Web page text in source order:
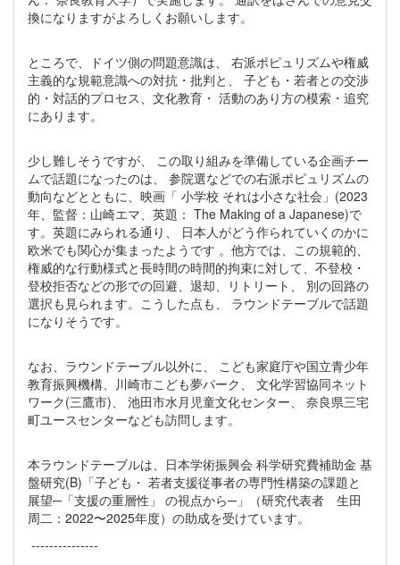
換になりますがよろしくお願いします。
ところで、ドイツ側の問題意識は、 右派ポピュリズムや権威
主義的な規範意識への対抗・批判と、 子ども・若者との交渉
的・対話的プロセス、文化教育・ 活動のあり方の模索・追究
にあります。
少し難しそうですが、 この取り組みを準備している企画チー
ムで話題になったのは、 参院選などでの右派ポピュリズムの
動向などとともに、映画「 小学校 それは小さな社会」(2023
年、監督：山崎エマ、英題： The Making of a Japanese)で
す。英題にみられる通り、 日本人がどう作られていくのかに
欧米でも関心が集まったようです 。他方では、この規範的、
権威的な行動様式と長時間の時間的拘束に対して、不登校・
登校拒否などの形での回避、退却、リトリート、 別の回路の
選択も見られます。こうした点も、 ラウンドテーブルで話題
になりそうです。
なお、ラウンドテーブル以外に、 こども家庭庁や国立青少年
教育振興機構、川崎市こども夢パーク、 文化学習協同ネット
ワーク(三鷹市)、 池田市水月児童文化センター、 奈良県三宅
町ユースセンターなども訪問します。
本ラウンドテーブルは、日本学術振興会 科学研究費補助金 基
盤研究(B)「子ども・ 若者支援従事者の専門性構築の課題と
展望─「支援の重層性」 の視点から─」（研究代表者 生田
周二：2022〜2025年度）の助成を受けています。
---------------